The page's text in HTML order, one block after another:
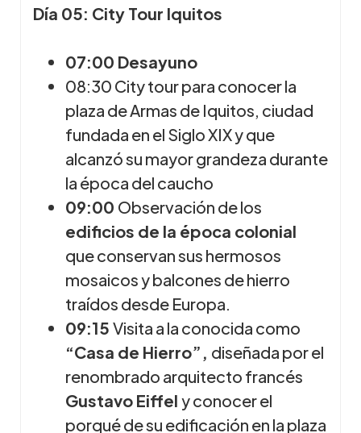
Día 05: City Tour Iquitos
07:00 Desayuno
08:30 City tour para conocer la
plaza de Armas de Iquitos, ciudad
fundada en el Siglo XIX y que
alcanzó su mayor grandeza durante
la época del caucho
09:00 Observación de los
edificios de la época colonial
que conservan sus hermosos
mosaicos y balcones de hierro
traídos desde Europa.
09:15 Visita a la conocida como
“Casa de Hierro”, diseñada por el
renombrado arquitecto francés
Gustavo Eiffel y conocer el
porqué de su edificación en la plaza